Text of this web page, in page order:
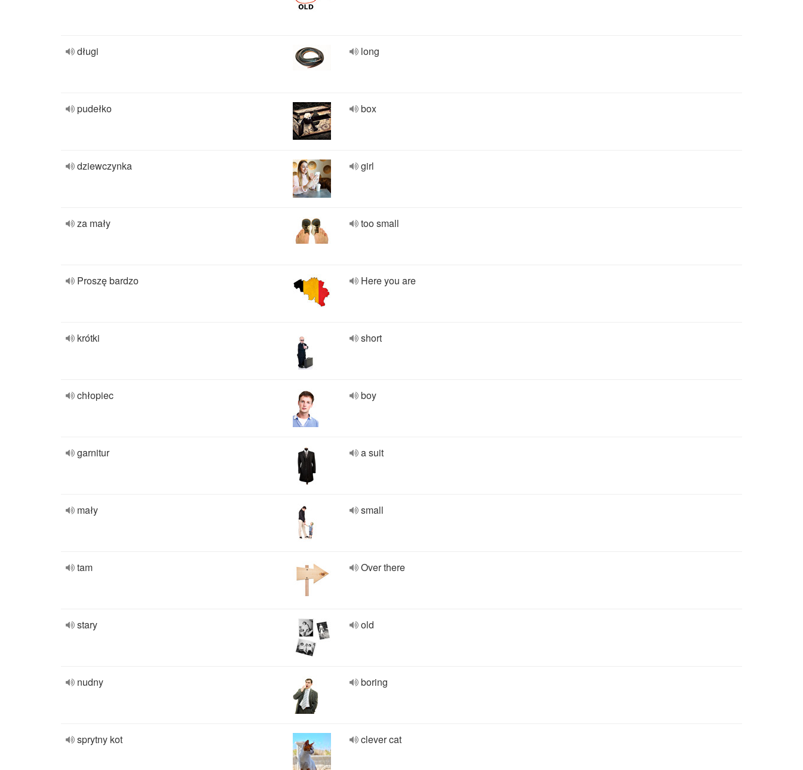
długi long
pudełko box
dziewczynka girl
za mały too small
Proszę bardzo Here you are
krótki short
chłopiec boy
garnitur a suit
mały small
tam Over there
stary old
nudny boring
sprytny kot clever cat